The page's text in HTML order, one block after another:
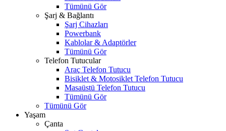
Tümünü Gör
Şarj & Bağlantı
Şarj Cihazları
Powerbank
Kablolar & Adaptörler
Tümünü Gör
Telefon Tutucular
Araç Telefon Tutucu
Bisiklet & Motosiklet Telefon Tutucu
Masaüstü Telefon Tutucu
Tümünü Gör
Tümünü Gör
Yaşam
Çanta